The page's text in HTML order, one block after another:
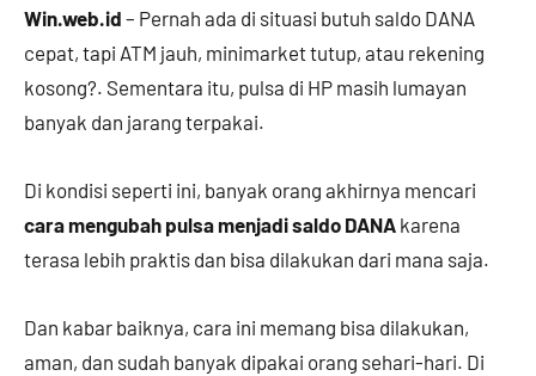
Win.web.id – Pernah ada di situasi butuh saldo DANA
cepat, tapi ATM jauh, minimarket tutup, atau rekening
kosong?. Sementara itu, pulsa di HP masih lumayan
banyak dan jarang terpakai.
Di kondisi seperti ini, banyak orang akhirnya mencari
cara mengubah pulsa menjadi saldo DANA karena
terasa lebih praktis dan bisa dilakukan dari mana saja.
Dan kabar baiknya, cara ini memang bisa dilakukan,
aman, dan sudah banyak dipakai orang sehari-hari. Di